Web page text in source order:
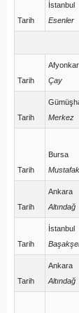
Tarih
İstanbul
Esenler
Tarih
Çay
Tarih
Merkez
Tarih
Bursa
Tarih
Ankara
Altındağ
Tarih
İstanbul
Tarih
Ankara
Altındağ